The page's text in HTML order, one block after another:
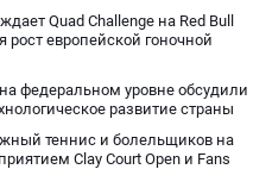
Quad Challenge на Red Bull
рост европейской гоночной
федеральном уровне обсудили
развитие страны
теннис и болельщиков на
Clay Court Open и Fans